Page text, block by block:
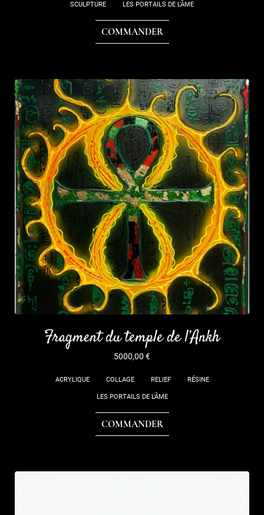
SCULPTURE LES PORTAILS DE L'ÂME
COMMANDER
Fragment du temple de l’Ankh
5000,00 €
ACRYLIQUE COLLAGE RELIEF RÉSINE
LES PORTAILS DE L'ÂME
COMMANDER